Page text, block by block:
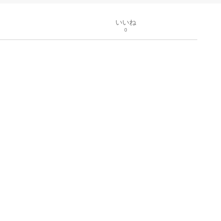
いいね
0